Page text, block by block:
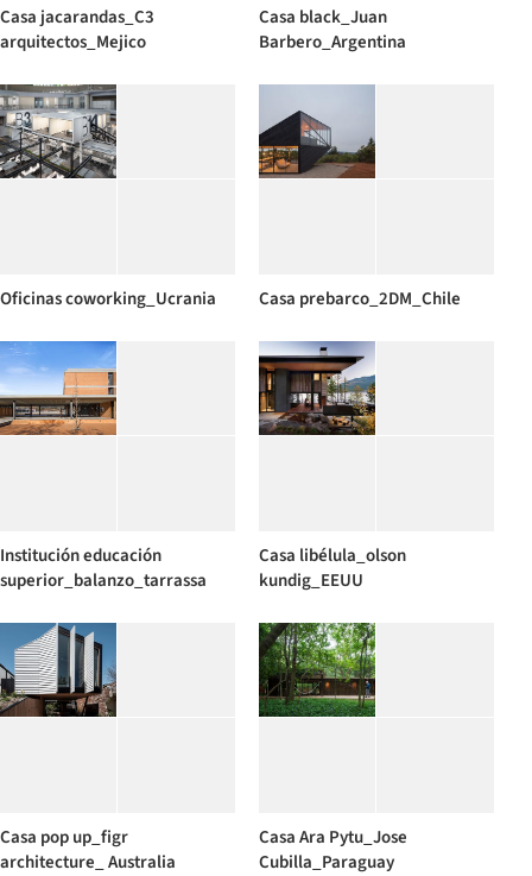
Casa jacarandas_C3
arquitectos_Mejico
Casa black_Juan
Barbero_Argentina
Oficinas coworking_Ucrania Casa prebarco_2DM_Chile
Institución educación
superior_balanzo_tarrassa
Casa libélula_olson
kundig_EEUU
Casa pop up_figr
architecture_ Australia
Casa Ara Pytu_Jose
Cubilla_Paraguay